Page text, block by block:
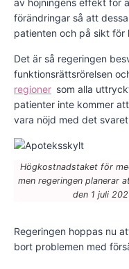
av höjningens effekt för
förändringar så att
patienten och på sikt för
Det är så regeringen
funktionsrättsrörelsen
regioner som alla
patienter inte kommer
vara nöjd med det
Högkostnadstaket för
men regeringen planerar
den 1 juli
Regeringen hoppas nu
bort problemen med